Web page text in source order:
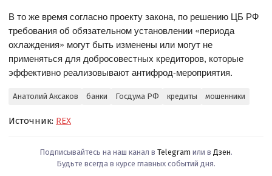
В то же время согласно проекту закона, по решению ЦБ РФ
требования об обязательном установлении «периода
охлаждения» могут быть изменены или могут не
применяться для добросовестных кредиторов, которые
эффективно реализовывают антифрод-мероприятия.
Анатолий Аксаков банки Госдума РФ кредиты мошенники
Источник: REX
Подписывайтесь на наш канал в Telegram или в Дзен.
Будьте всегда в курсе главных событий дня.